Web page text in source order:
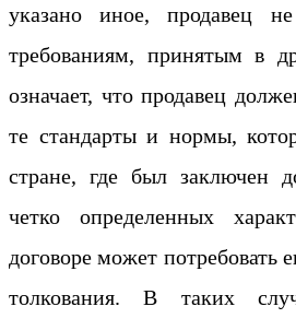
указано иное, продавец не
требованиям, принятым в
означает, что продавец
те стандарты и нормы,
стране, где был заключен
четко определенных
договоре может потребовать
толкования. В таких